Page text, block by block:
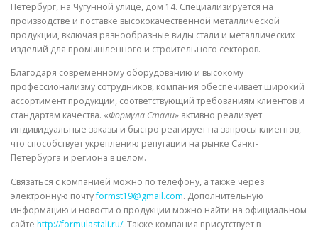
Петербург, на Чугунной улице, дом 14. Специализируется на
производстве и поставке высококачественной металлической
продукции, включая разнообразные виды стали и металлических
изделий для промышленного и строительного секторов.
Благодаря современному оборудованию и высокому
профессионализму сотрудников, компания обеспечивает широкий
ассортимент продукции, соответствующий требованиям клиентов и
стандартам качества. «Формула Стали» активно реализует
индивидуальные заказы и быстро реагирует на запросы клиентов,
что способствует укреплению репутации на рынке Санкт-
Петербурга и региона в целом.
Связаться с компанией можно по телефону, а также через
электронную почтуformst19@gmail.com. Дополнительную
информацию и новости о продукции можно найти на официальном
сайте http://formulastali.ru/. Также компания присутствует в